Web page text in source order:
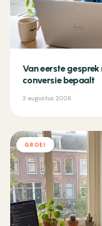
Van eerste
conversie bepaalt
3 augustus 2026
GROEI